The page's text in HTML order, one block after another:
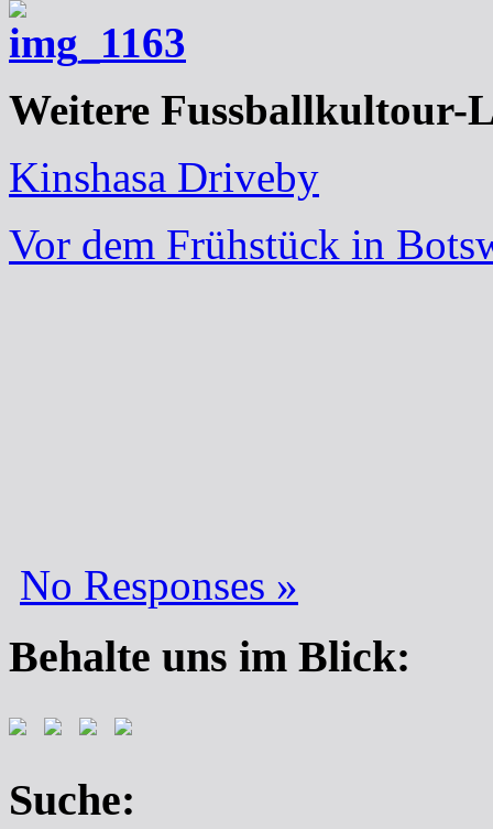
Weitere Fussballkultour-
Kinshasa Driveby
Vor dem Frühstück in
No Responses »
Behalte uns im Blick:
Suche: